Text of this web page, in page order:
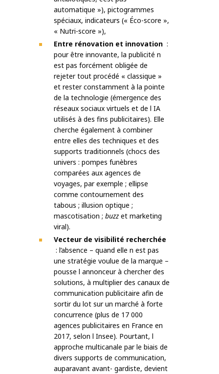
automatique »), pictogrammes
spéciaux, indicateurs (« Éco-score »,
« Nutri-score »),
Entre rénovation et innovation :
pour être innovante, la publicité n
est pas forcément obligée de
rejeter tout procédé « classique »
et rester constamment à la pointe
de la technologie (émergence des
réseaux sociaux virtuels et de l IA
utilisés à des fins publicitaires). Elle
cherche également à combiner
entre elles des techniques et des
supports traditionnels (chocs des
univers : pompes funèbres
comparées aux agences de
voyages, par exemple ; ellipse
comme contournement des
tabous ; illusion optique ;
mascotisation ; buzz et marketing
viral).
Vecteur de visibilité recherchée
: l’absence – quand elle n est pas
une stratégie voulue de la marque –
pousse l annonceur à chercher des
solutions, à multiplier des canaux de
communication publicitaire afin de
sortir du lot sur un marché à forte
concurrence (plus de 17 000
agences publicitaires en France en
2017, selon l Insee). Pourtant, l
approche multicanale par le biais de
divers supports de communication,
auparavant avant- gardiste, devient